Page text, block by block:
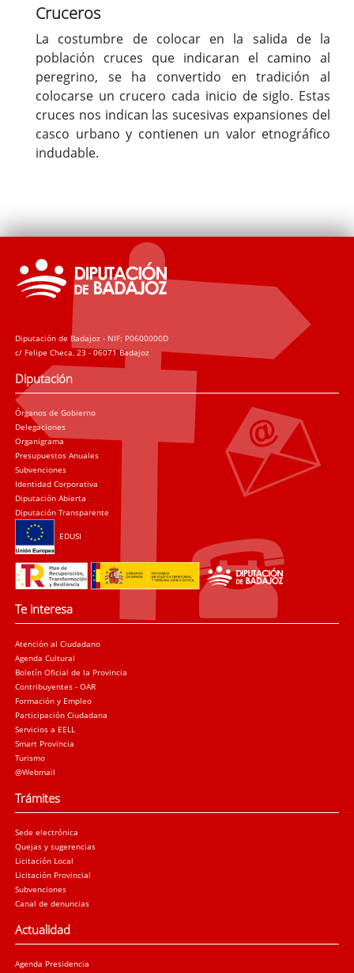
Cruceros
La costumbre de colocar en la salida de la
población cruces que indicaran el camino al
peregrino, se ha convertido en tradición al
colocarse un crucero cada inicio de siglo. Estas
cruces nos indican las sucesivas expansiones del
casco urbano y contienen un valor etnográfico
indudable.
Diputación de Badajoz - NIF: P0600000D
c/ Felipe Checa, 23 - 06071 Badajoz
Diputación
Órganos de Gobierno
Delegaciones
Organigrama
Presupuestos Anuales
Subvenciones
Identidad Corporativa
Diputación Abierta
Diputación Transparente
EDUSI
Te interesa
Atención al Ciudadano
Agenda Cultural
Boletín Oficial de la Provincia
Contribuyentes - OAR
Formación y Empleo
Participación Ciudadana
Servicios a EELL
Smart Provincia
Turismo
@Webmail
Trámites
Sede electrónica
Quejas y sugerencias
Licitación Local
Licitación Provincial
Subvenciones
Canal de denuncias
Actualidad
Agenda Presidencia